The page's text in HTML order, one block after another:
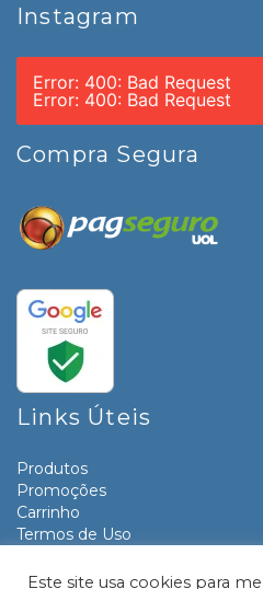
Instagram
Error: 400: Bad Request
Error: 400: Bad Request
Compra Segura
Links Úteis
Produtos
Promoções
Carrinho
Termos de Uso
Contato
Este site usa cookies para